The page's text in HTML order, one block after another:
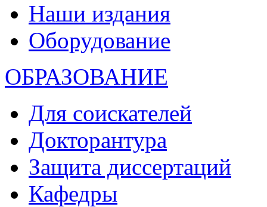
Наши издания
Оборудование
ОБРАЗОВАНИЕ
Для соискателей
Докторантура
Защита диссертаций
Кафедры